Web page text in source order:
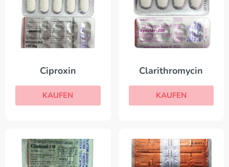
Ciproxin
KAUFEN
Clarithromycin
KAUFEN